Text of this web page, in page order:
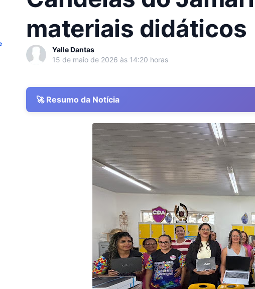
materiais didáticos
Yalle Dantas
15 de maio de 2026 às 14:20 horas
🚀 Resumo da Notícia